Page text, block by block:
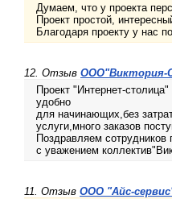
Думаем, что у проекта
Проект простой,
Благодаря проекту у нас
12. Отзыв ООО"Виктория-
Проект "Интернет-
удобно
для начинающих,без
услуги,много заказов
Поздравляем
с уважением
11. Отзыв ООО "Айс-